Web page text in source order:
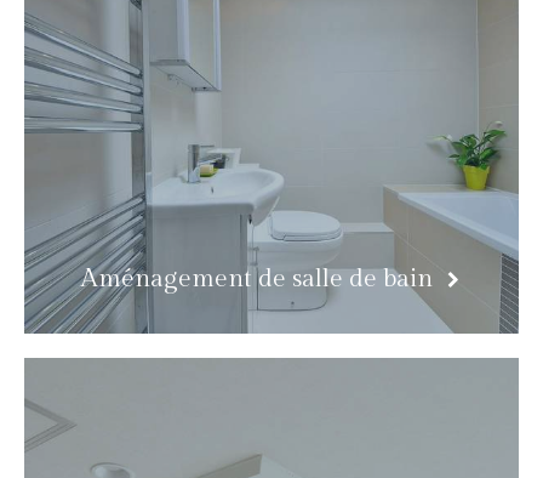
Aménagement de salle de bain